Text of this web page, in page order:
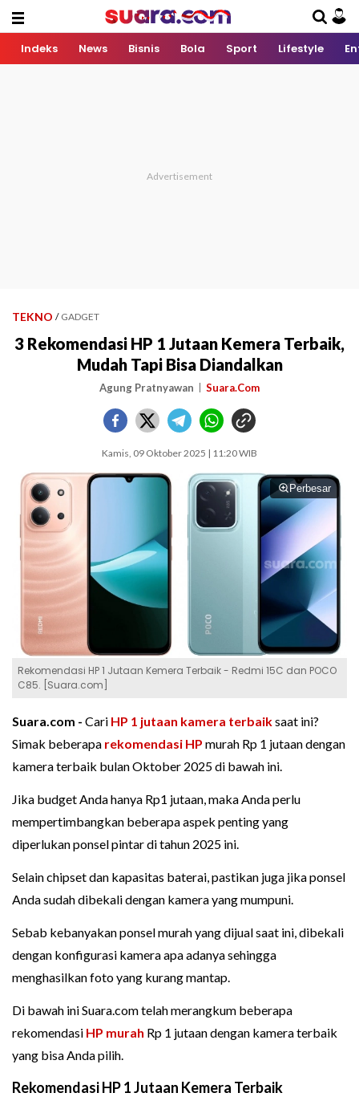
Indeks News Bisnis Bola Sport Lifestyle
TEKNO / GADGET
3 Rekomendasi HP 1 Jutaan Kemera Terbaik,
Mudah Tapi Bisa Diandalkan
Agung Pratnyawan Suara.Com
Kamis, 09 Oktober 2025 | 11:20 WIB
Perbesar
Rekomendasi HP 1 Jutaan Kemera Terbaik - Redmi 15C dan POCO
C85. [Suara.com]
Suara.com - Cari HP 1 jutaan kamera terbaiksaat ini?
Simak beberapa rekomendasi HP murah Rp 1 jutaan dengan
kamera terbaik bulan Oktober 2025 di bawah ini.
Jika budget Anda hanya Rp1 jutaan, maka Anda perlu
mempertimbangkan beberapa aspek penting yang
diperlukan ponsel pintar di tahun 2025 ini.
Selain chipset dan kapasitas baterai, pastikan juga jika ponsel
Anda sudah dibekali dengan kamera yang mumpuni.
Sebab kebanyakan ponsel murah yang dijual saat ini, dibekali
dengan konfigurasi kamera apa adanya sehingga
menghasilkan foto yang kurang mantap.
Di bawah ini Suara.com telah merangkum beberapa
rekomendasi HP murah Rp 1 jutaan dengan kamera terbaik
yang bisa Anda pilih.
Rekomendasi HP 1 Jutaan Kemera Terbaik